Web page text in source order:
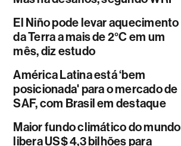
El Niño pode levar aquecimento
da Terra a mais de 2°C em um
mês, diz estudo
América Latina está ‘bem
posicionada' para o mercado de
SAF, com Brasil em destaque
Maior fundo climático do mundo
libera US$ 4,3 bilhões para